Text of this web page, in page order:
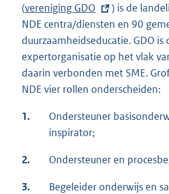
(E
x
t
e
r
n
l
n
:
vereniging GDO
) is de
NDE centra/diensten en 90
duurzaamheidseducatie. GDO is
expertorganisatie op het vlak
daarin verbonden met SME.
NDE vier rollen onderscheiden:
1.
Ondersteuner
inspirator;
2. Ondersteuner en
3.
Begeleider onderwijs en